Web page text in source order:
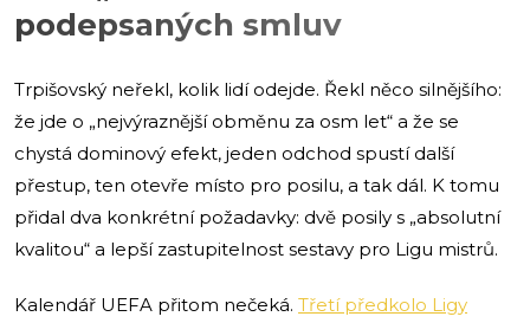
podepsaných smluv
Trpišovský neřekl, kolik lidí odejde. Řekl něco silnějšího:
že jde o „nejvýraznější obměnu za osm let“ a že se
chystá dominový efekt, jeden odchod spustí další
přestup, ten otevře místo pro posilu, a tak dál. K tomu
přidal dva konkrétní požadavky: dvě posily s „absolutní
kvalitou“ a lepší zastupitelnost sestavy pro Ligu mistrů.
Kalendář UEFA přitom nečeká. Třetí předkolo Ligy